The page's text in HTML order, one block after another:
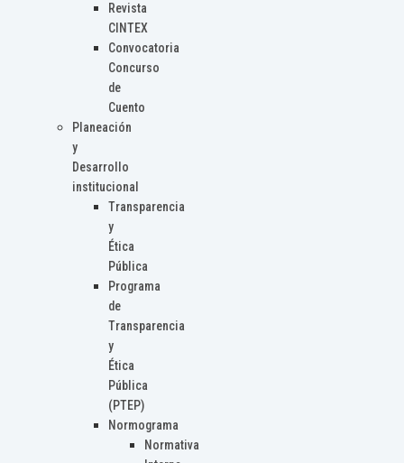
Revista
CINTEX
Convocatoria
Concurso
de
Cuento
Planeación
y
Desarrollo
institucional
Transparencia
y
Ética
Pública
Programa
de
Transparencia
y
Ética
Pública
(PTEP)
Normograma
Normativa